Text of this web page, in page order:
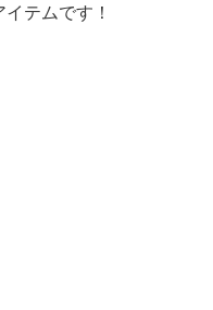
テムです！